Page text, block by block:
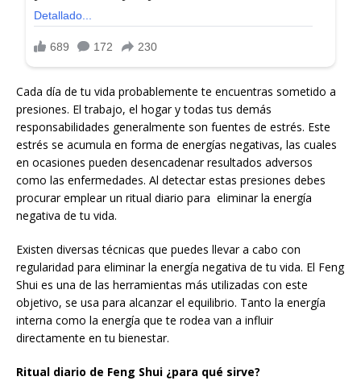
Cada día de tu vida probablemente te encuentras sometido a
presiones. El trabajo, el hogar y todas tus demás
responsabilidades generalmente son fuentes de estrés. Este
estrés se acumula en forma de energías negativas, las cuales
en ocasiones pueden desencadenar resultados adversos
como las enfermedades. Al detectar estas presiones debes
procurar emplear un ritual diario para eliminar la energía
negativa de tu vida.
Existen diversas técnicas que puedes llevar a cabo con
regularidad para eliminar la energía negativa de tu vida. El Feng
Shui es una de las herramientas más utilizadas con este
objetivo, se usa para alcanzar el equilibrio. Tanto la energía
interna como la energía que te rodea van a influir
directamente en tu bienestar.
Ritual diario de Feng Shui ¿para qué sirve?